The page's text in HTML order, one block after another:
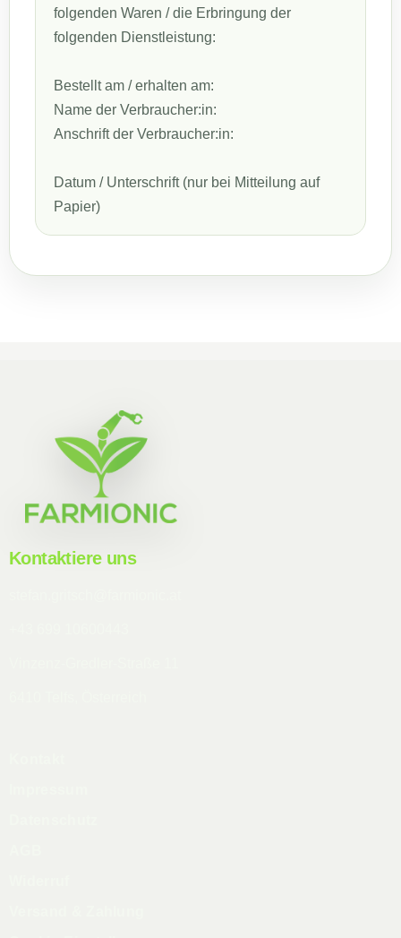
folgenden Waren / die Erbringung der
folgenden Dienstleistung:
Bestellt am / erhalten am:
Name der Verbraucher:in:
Anschrift der Verbraucher:in:
Datum / Unterschrift (nur bei Mitteilung auf
Papier)
Kontaktiere uns